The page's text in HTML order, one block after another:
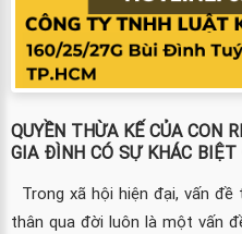
QUYỀN THỪA KẾ CỦA CON
GIA ĐÌNH CÓ SỰ KHÁC BIỆT
Trong xã hội hiện đại, vấn
thân qua đời luôn là một vấn